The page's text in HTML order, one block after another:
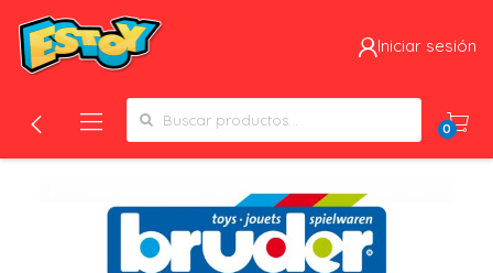
Iniciar sesión
Search for:
0